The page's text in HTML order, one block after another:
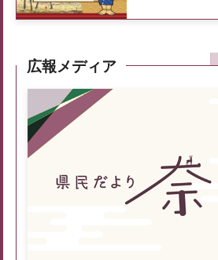
広報メディア